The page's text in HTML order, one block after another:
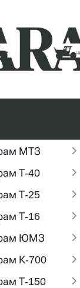
МТЗ
Т-40
Т-25
Т-16
ЮМЗ
К-700
Т-150